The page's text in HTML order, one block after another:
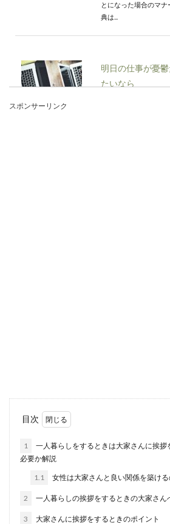
とになった場合のマ
典は...
明日の仕事が憂
たいなら
相手が中...
スポンサーリンク
目次
1
一人暮らしをするときは大家さんに挨
必要か解説
1.1 女性は大家さんと良い関係を築け
2 一人暮らしの挨拶をするときの大家さん
3 大家さんに挨拶をするときのポイント